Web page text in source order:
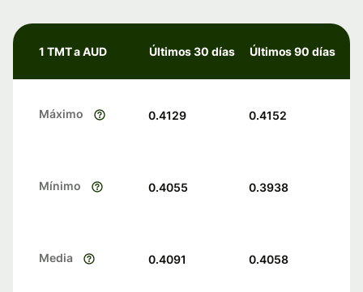
1 TMT a AUD Últimos 30 días Últimos 90 días
Máximo 0.4129 0.4152
Mínimo 0.4055 0.3938
Media 0.4091 0.4058